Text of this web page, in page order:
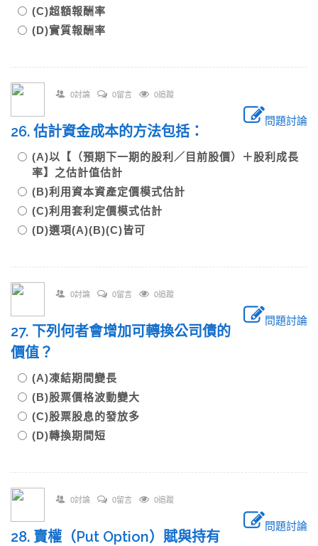
(C)超額報酬率
(D)實質報酬率
0討論 0留言 0追蹤
問題討論
26. 估計資金成本的方法包括：
(A)以【（預期下一期的股利／目前股價）＋股利成長
率】之估計值估計
(B)利用資本資產定價模式估計
(C)利用套利定價模式估計
(D)選項(A)(B)(C)皆可
0討論 0留言 0追蹤
問題討論
27. 下列何者會增加可轉換公司債的
價值？
(A)凍結期間變長
(B)股票價格波動變大
(C)股票股息的發放多
(D)轉換期間短
0討論 0留言 0追蹤
問題討論
28. 賣權（Put Option）賦與持有